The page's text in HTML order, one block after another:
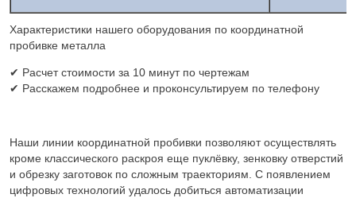
Характеристики нашего оборудования по координатной
пробивке металла
✔ Расчет стоимости за 10 минут по чертежам
✔ Расскажем подробнее и проконсультируем по телефону
Наши линии координатной пробивки позволяют осуществлять
кроме классического раскроя еще пуклёвку, зенковку отверстий
и обрезку заготовок по сложным траекториям. С появлением
цифровых технологий удалось добиться автоматизации